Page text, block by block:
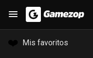
❤️ Mis favoritos